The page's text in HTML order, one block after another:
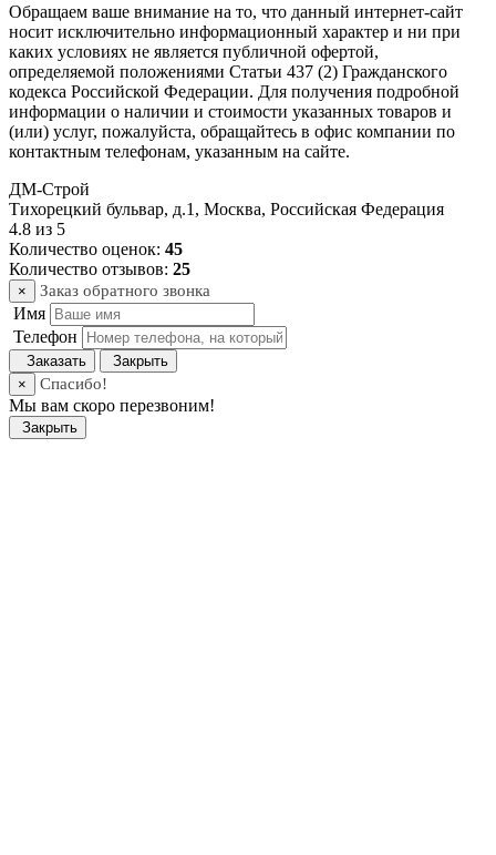
Обращаем ваше внимание на то, что данный интернет-сайт
носит исключительно информационный характер и ни при
каких условиях не является публичной офертой,
определяемой положениями Статьи 437 (2) Гражданского
кодекса Российской Федерации. Для получения подробной
информации о наличии и стоимости указанных товаров и
(или) услуг, пожалуйста, обращайтесь в офис компании по
контактным телефонам, указанным на сайте.
ДМ-Строй
Тихорецкий бульвар, д.1 , Москва, Российская Федерация
4.8 из 5
Количество оценок: 45
Количество отзывов: 25
× Заказ обратного звонка
Имя
Телефон
Заказать
Закрыть
×
Спасибо!
Мы вам скоро перезвоним!
Закрыть